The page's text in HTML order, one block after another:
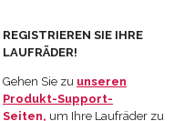
REGISTRIEREN SIE IHRE
LAUFRÄDER!
Gehen Sie zu unseren
Produkt-Support-
Seiten, um Ihre Laufräder zu